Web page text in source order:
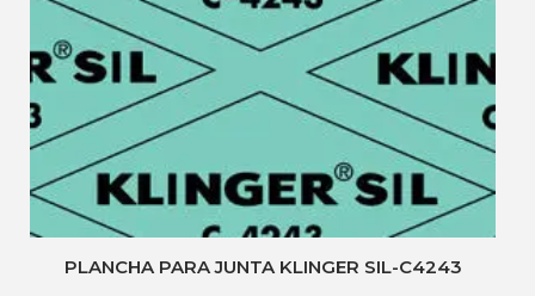
PLANCHA PARA JUNTA KLINGER SIL-C4243